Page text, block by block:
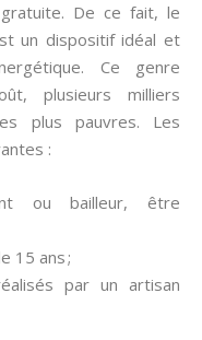
De ce fait, le
un dispositif idéal et
Ce genre
plusieurs milliers
plus pauvres. Les
:
ou bailleur, être
15 ans ;
par un artisan